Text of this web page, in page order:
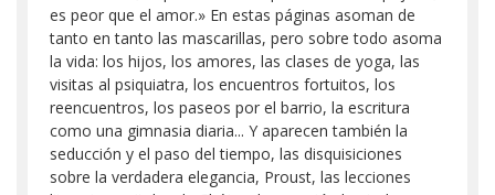
es peor que el amor.» En estas páginas asoman de
tanto en tanto las mascarillas, pero sobre todo asoma
la vida: los hijos, los amores, las clases de yoga, las
visitas al psiquiatra, los encuentros fortuitos, los
reencuentros, los paseos por el barrio, la escritura
como una gimnasia diaria... Y aparecen también la
seducción y el paso del tiempo, las disquisiciones
sobre la verdadera elegancia, Proust, las lecciones